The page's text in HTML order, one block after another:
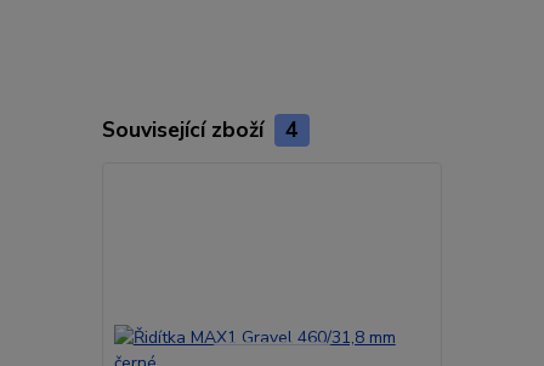
Související zboží 4